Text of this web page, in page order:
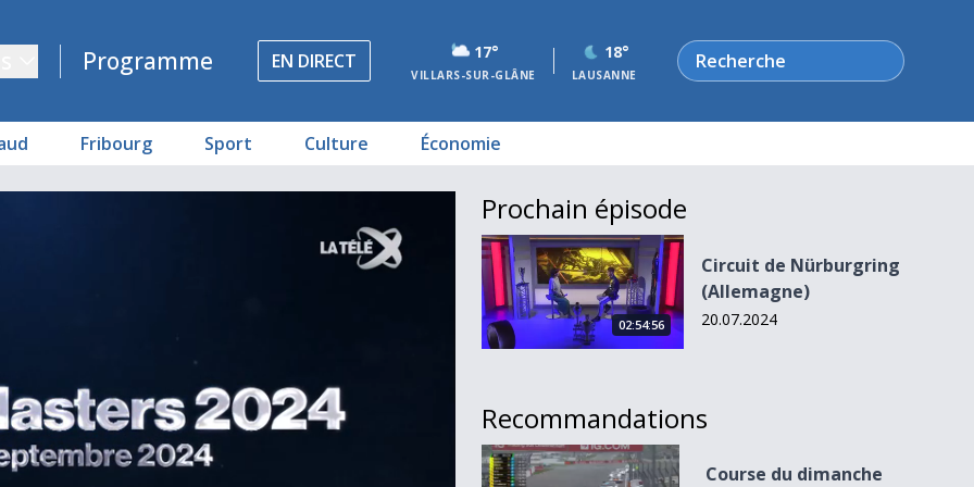
Programme EN DIRECT 17°
VILLARS-SUR-GLÂNE
18°
LAUSANNE
Rechercher
Fribourg Sport Culture Économie
Prochain épisode
Circuit de Nürburgring (Allemagne)
02:54:56
Circuit de Nürburgring
(Allemagne)
20.07.2024
Recommandations
Course du dimanche 20 octobre 2024
Course du dimanche